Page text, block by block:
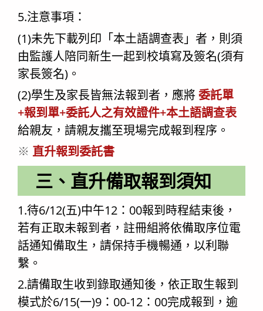
5.注意事項：
(1)未先下載列印「本土語調查表」者，則須
由監護人陪同新生一起到校填寫及簽名(須有
家長簽名)。
(2)學生及家長皆無法報到者，應將委託單
+報到單+委託人之有效證件+本土語調查表
給親友，請親友攜至現場完成報到程序。
※ 直升報到委託書
三、直升備取報到須知
1.待6/12(五)中午12：00報到時程結束後，
若有正取未報到者，註冊組將依備取序位電
話通知備取生，請保持手機暢通，以利聯
繫。
2.請備取生收到錄取通知後，依正取生報到
模式於6/15(一)9：00-12：00完成報到，逾